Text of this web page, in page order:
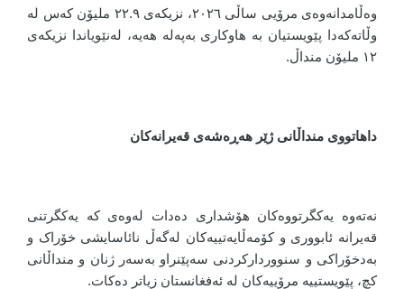
وەڵامدانەوەی مرۆیی ساڵی ٢٠٢٦، نزیکەی ٢٢.٩ ملیۆن کەس لە
وڵاتەکەدا پێویستیان بە هاوکاری بەپەلە هەیە، لەنێویاندا نزیکەی
١٢ ملیۆن منداڵ.
داهاتووی منداڵانی ژێر هەڕەشەی قەیرانەکان
نەتەوە یەکگرتووەکان هۆشداری دەدات لەوەی کە یەکگرتنی
قەیرانە ئابووری و کۆمەڵایەتییەکان لەگەڵ نائاسایشی خۆراک و
بەدخۆراکی و سنووردارکردنی سەپێنراو بەسەر ژنان و منداڵانی
کچ، پێویستییە مرۆییەکان لە ئەفغانستان زیاتر دەکات.